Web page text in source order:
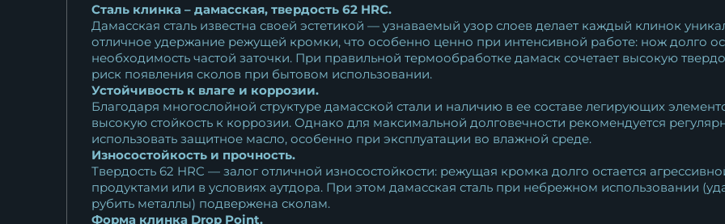
Сталь клинка – дамасская, твердость 62 HRC.
Дамасская сталь известна своей эстетикой — узнаваемый узор слоев делает каждый клинок
отличное удержание режущей кромки, что особенно ценно при интенсивной работе: нож долго
необходимость частой заточки. При правильной термообработке дамаск сочетает высокую
риск появления сколов при бытовом использовании.
Устойчивость к влаге и коррозии.
Благодаря многослойной структуре дамасской стали и наличию в ее составе легирующих
высокую стойкость к коррозии. Однако для максимальной долговечности рекомендуется
использовать защитное масло, особенно при эксплуатации во влажной среде.
Износостойкость и прочность.
Твердость 62 HRC — залог отличной износостойкости: режущая кромка долго остается
продуктами или в условиях аутдора. При этом дамасская сталь при небрежном использовании
рубить металлы) подвержена сколам.
Форма клинка Drop Point.